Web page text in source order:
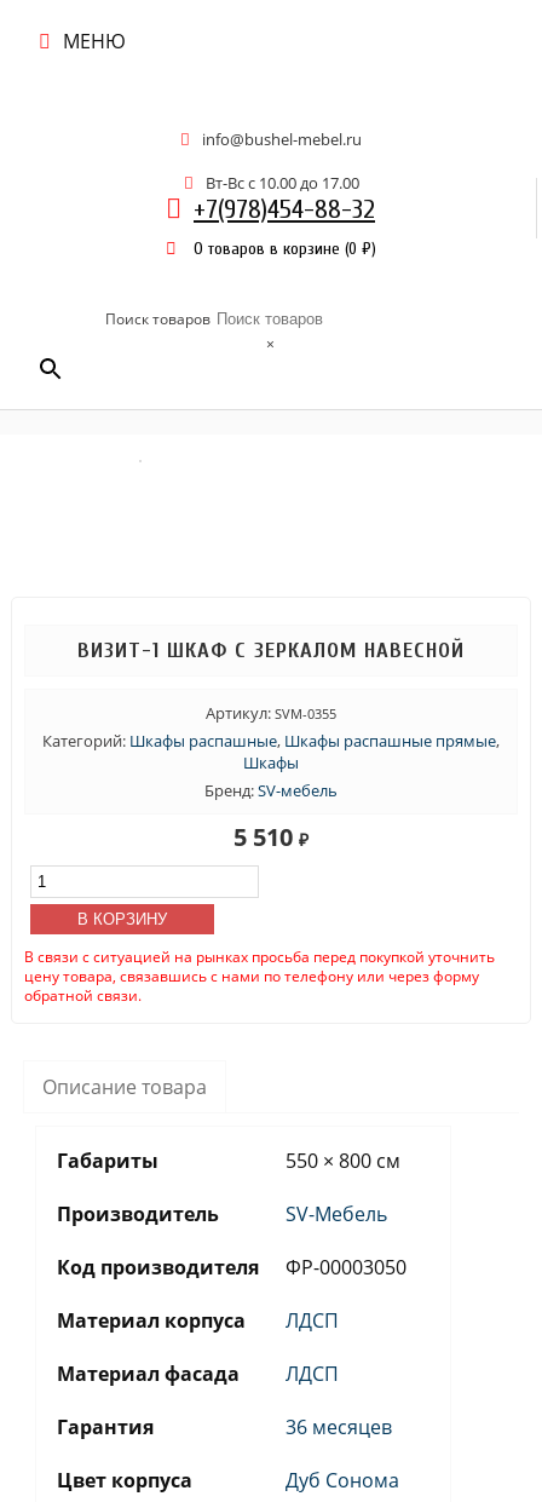
МЕНЮ
info@bushel-mebel.ru
Вт-Вс c 10.00 до 17.00
+7(978)454-88-32
0 товаров в корзине (0 ₽)
Поиск товаров
×
ВИЗИТ-1 ШКАФ С ЗЕРКАЛОМ НАВЕСНОЙ
Артикул: SVM-0355
Категорий: Шкафы распашные, Шкафы распашные прямые,
Шкафы
Бренд:SV-мебель
5 510 ₽
Количество
товара
Визит-1
Шкаф
с
зеркалом
навесной
В КОРЗИНУ
В связи с ситуацией на рынках просьба перед покупкой уточнить
цену товара, связавшись с нами по телефону или через форму
обратной связи.
Описание товара
Габариты
550 × 800 см
Производитель
SV-Мебель
Код производителя
ФР-00003050
Материал корпуса
ЛДСП
Материал фасада
ЛДСП
Гарантия
36 месяцев
Цвет корпуса
Дуб Сонома